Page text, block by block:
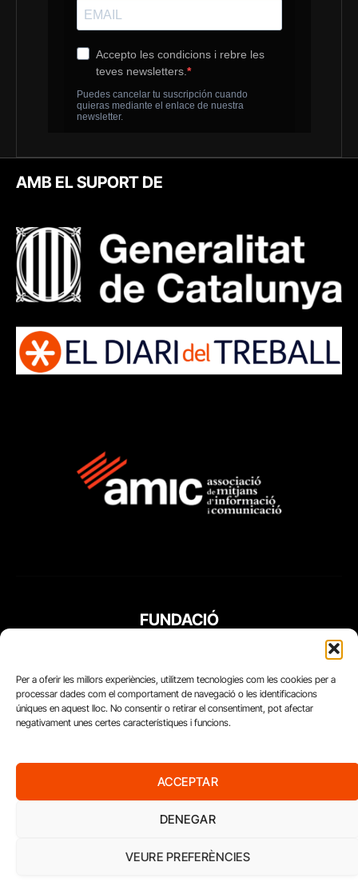
Per a oferir les millors experiències, utilitzem tecnologies com les cookies per a
processar dades com el comportament de navegació o les identificacions
úniques en aquest lloc. No consentir o retirar el consentiment, pot afectar
negativament unes certes característiques i funcions.
ACCEPTAR
DENEGAR
VEURE PREFERÈNCIES
AMB EL SUPORT DE
FUNDACIÓ